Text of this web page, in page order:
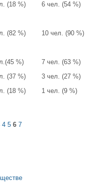
(18 %) 6 чел. (54 %)
(82 %) 10 чел. (90 %)
%)
(37 %)
(18 %)
7 чел. (63 %)
3 чел. (27 %)
1 чел. (9 %)
4 5 6 7